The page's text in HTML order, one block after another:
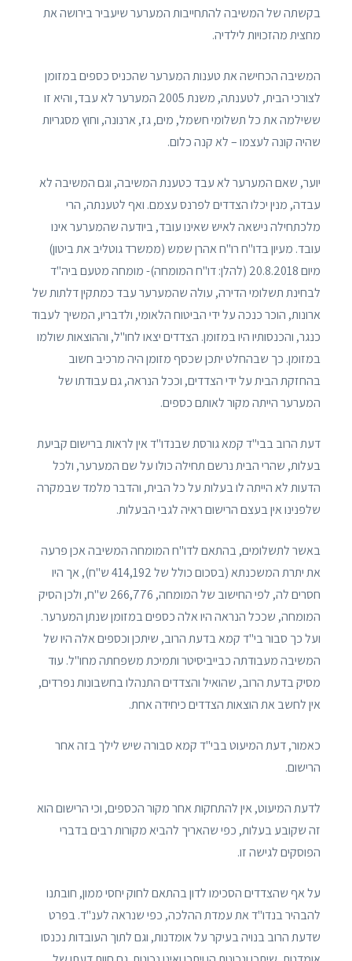
בקשתה של המשיבה להתחייבות המערער שיעביר בירושה את
מחצית מהזכויות לילדיה.
המשיבה הכחישה את טענות המערער שהכניס כספים במזומן
לצורכי הבית, לטענתה, משנת 2005 המערער לא עבד, והיא זו
ששילמה את כל תשלומי חשמל, מים, גז, ארנונה, וחוץ מסגריות
שהיה קונה לעצמו – לא קנה כלום.
יוער, שאם המערער לא עבד כטענת המשיבה, וגם המשיבה לא
עבדה, מנין יכלו הצדדים לפרנס עצמם. ואף לטענתה, הרי
מלכתחילה נישאה לאיש שאינו עובד, ביודעה שהמערער אינו
עובד. מעיון בדו"ח רו"ח אהרן שמש (ממשרד גוטליב את ביטון)
מיום 20.8.2018 (להלן: דו"ח המומחה)- מומחה מטעם ביה"ד
לבחינת תשלומי הדירה, עולה שהמערער עבד כמתקין דלתות של
ארונות, הוכר כנכה על ידי הביטוח הלאומי, ולדבריו, המשיך לעבוד
כנגר, והכנסותיו היו במזומן. הצדדים יצאו לחו"ל, וההוצאות שולמו
במזומן. כך שבהחלט יתכן שכסף מזומן היה מרכיב חשוב
בהחזקת הבית על ידי הצדדים, וככל הנראה, גם עבודתו של
המערער הייתה מקור לאותם כספים.
דעת הרוב בבי"ד קמא גורסת שבנדו"ד אין לראות ברישום קביעת
בעלות, שהרי הבית נרשם תחילה כולו על שם המערער, ולכל
הדעות לא הייתה לו בעלות על כל הבית, והדבר מלמד שבמקרה
שלפנינו אין בעצם הרישום ראיה לגבי הבעלות.
באשר לתשלומים, בהתאם לדו"ח המומחה המשיבה אכן פרעה
את יתרת המשכנתא (בסכום כולל של 414,192 ש"ח), אך היו
חסרים לה, לפי החישוב של המומחה, 266,776 ש"ח, ולכן הסיק
המומחה, שככל הנראה היו אלה כספים במזומן שנתן המערער.
ועל כך סבור בי"ד קמא בדעת הרוב, שיתכן וכספים אלה היו של
המשיבה מעבודתה כבייביסיטר ותמיכת משפחתה מחו"ל. עוד
מסיק בדעת הרוב, שהואיל והצדדים התנהלו בחשבונות נפרדים,
אין לחשב את הוצאות הצדדים כיחידה אחת.
כאמור, דעת המיעוט בבי"ד קמא סבורה שיש לילך בזה אחר
הרישום.
לדעת המיעוט, אין להתחקות אחר מקור הכספים, וכי הרישום הוא
זה שקובע בעלות, כפי שהאריך להביא מקורות רבים בדברי
הפוסקים לגישה זו.
על אף שהצדדים הסכימו לדון בהתאם לחוק יחסי ממון, חובתנו
להבהיר בנדו"ד את עמדת ההלכה, כפי שנראה לענ"ד. בפרט
שדעת הרוב בנויה בעיקר על אומדנות, וגם לתוך העובדות נכנסו